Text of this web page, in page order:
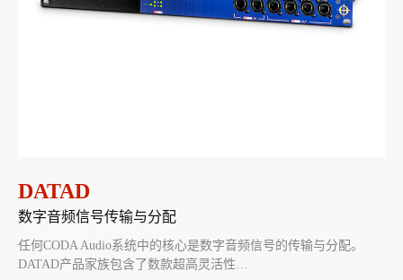
DATAD
数字音频信号传输与分配
任何CODA Audio系统中的核心是数字音频信号的传输与分配。
DATAD产品家族包含了数款超高灵活性…